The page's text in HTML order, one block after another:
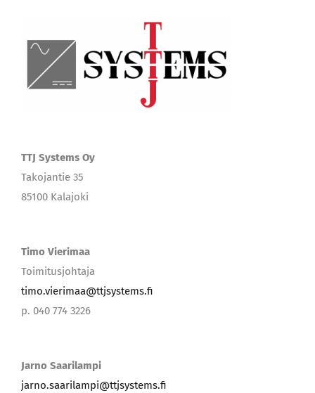
TTJ Systems Oy
Takojantie 35
85100 Kalajoki
Timo Vierimaa
Toimitusjohtaja
timo.vierimaa@ttjsystems.fi
p. 040 774 3226
Jarno Saarilampi
jarno.saarilampi@ttjsystems.fi